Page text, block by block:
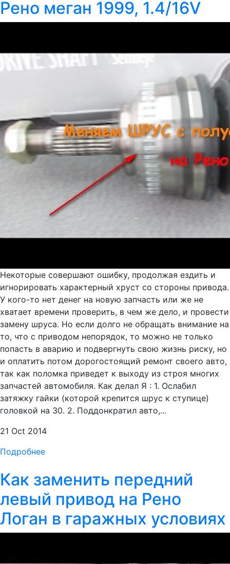
Рено меган 1999, 1.4/16V
Некоторые совершают ошибку, продолжая ездить и
игнорировать характерный хруст со стороны привода.
У кого-то нет денег на новую запчасть или же не
хватает времени проверить, в чем же дело, и провести
замену шруса. Но если долго не обращать внимание на
то, что с приводом непорядок, то можно не только
попасть в аварию и подвергнуть свою жизнь риску, но
и оплатить потом дорогостоящий ремонт своего авто,
так как поломка приведет к выходу из строя многих
запчастей автомобиля. Как делал Я : 1. Ослабил
затяжку гайки (которой крепится шрус к ступице)
головкой на 30. 2. Поддонкратил авто,...
21 Oct 2014
Подробнее
Как заменить передний
левый привод на Рено
Логан в гаражных условиях